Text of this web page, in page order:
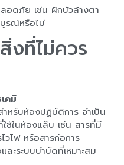
อดภัย เช่น ฝักบัวล้างตา
รณ์หรือไม่
งที่ไม่ควร
คมี
หรับห้องปฏิบัติการ จำเป็น
ช้ในห้องแล็บ เช่น สารที่มี
วไฟ หรือสารก่อการ
ะระบบบำบัดที่เหมาะสม